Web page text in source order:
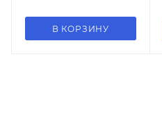
В КОРЗИНУ